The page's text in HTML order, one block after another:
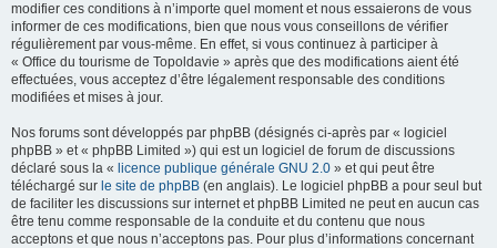
modifier ces conditions à n’importe quel moment et nous essaierons de vous
informer de ces modifications, bien que nous vous conseillons de vérifier
régulièrement par vous-même. En effet, si vous continuez à participer à
« Office du tourisme de Topoldavie » après que des modifications aient été
effectuées, vous acceptez d’être légalement responsable des conditions
modifiées et mises à jour.
Nos forums sont développés par phpBB (désignés ci-après par « logiciel
phpBB » et « phpBB Limited ») qui est un logiciel de forum de discussions
déclaré sous la « licence publique générale GNU 2.0 » et qui peut être
téléchargé sur le site de phpBB (en anglais). Le logiciel phpBB a pour seul but
de faciliter les discussions sur internet et phpBB Limited ne peut en aucun cas
être tenu comme responsable de la conduite et du contenu que nous
acceptons et que nous n’acceptons pas. Pour plus d’informations concernant